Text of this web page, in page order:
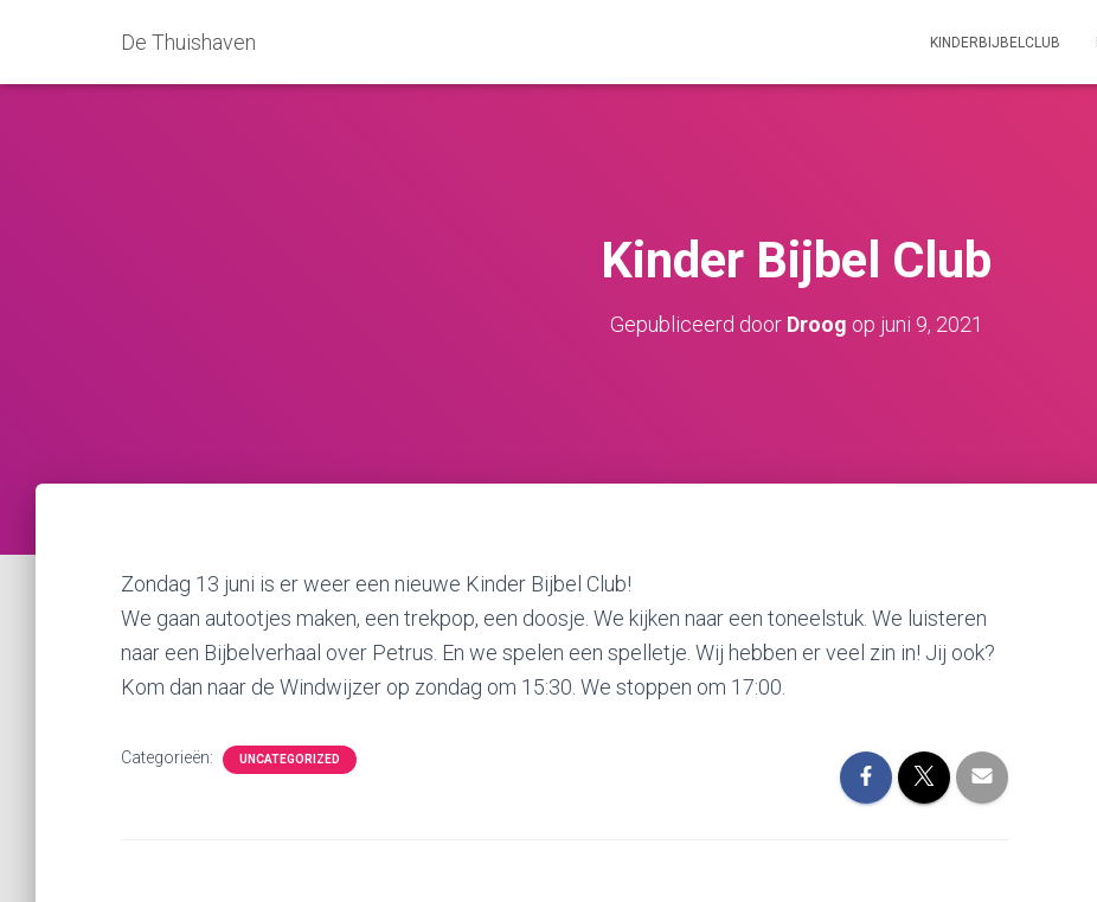
De Thuishaven KINDERBIJBELCLUB
Kinder Bijbel Club
Gepubliceerd door Droog op juni 9, 2021
Zondag 13 juni is er weer een nieuwe Kinder Bijbel Club!
We gaan autootjes maken, een trekpop, een doosje. We kijken naar een toneelstuk. We luisteren
naar een Bijbelverhaal over Petrus. En we spelen een spelletje. Wij hebben er veel zin in! Jij ook?
Kom dan naar de Windwijzer op zondag om 15:30. We stoppen om 17:00.
Categorieën: UNCATEGORIZED